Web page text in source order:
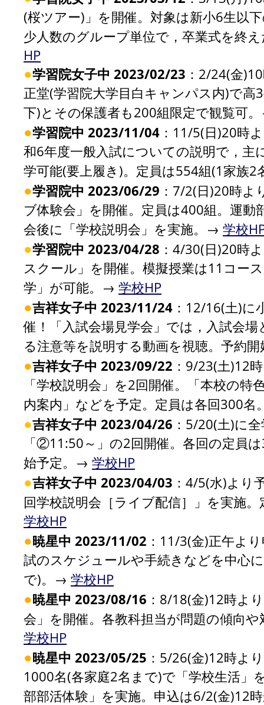
(桜ツアー)」を開催。対象は新小6生以
少人数のグループ単位で，卒業式を終
HP
●学習院女子中 2023/02/23 ：2/24(金
正堂(学習院大学目白キャンパス内)で
下)とその保護者も200組限定で観覧可
●学習院中 2023/11/04 ：11/5(日)20時
和6年度一般入試についての説明で，主
学可能(要上履き)。定員は554組(1家族
●学習院中 2023/06/29 ：7/2(日)20時
ブ体験会」を開催。定員は400組。運
会後に「学校説明会」を実施。→ 学校
●学習院中 2023/04/28 ：4/30(日)20時
スクール」を開催。模擬授業は11コー
学」が可能。→ 学校HP
●吉祥女子中 2023/11/24 ：12/16(土)に
催！「入試会場見学会」では，入試会
る注意等を説明する動画を視聴。予約
●吉祥女子中 2023/09/22 ：9/23(土)12
「学校説明会」を2回開催。「本校の
内案内」などを予定。定員は各回300
●吉祥女子中 2023/04/26 ：5/20(土)に
「②11:50～」の2回開催。各回の定員
始予定。→ 学校HP
●吉祥女子中 2023/04/03 ：4/5(水)より
回学校説明会［ライブ配信］」を実施
学校HP
●暁星中 2023/11/02 ：11/3(金)正午よ
試のスケジュールや手続きなどを中心
で)。→ 学校HP
●暁星中 2023/08/16 ：8/18(金)12時よ
会」を開催。各教科担当が問題の傾向
学校HP
●暁星中 2023/05/25 ：5/26(金)12時よ
1000名(各家庭2名まで)で「学校生活」
部部活体験」を実施。申込は6/2(金)12